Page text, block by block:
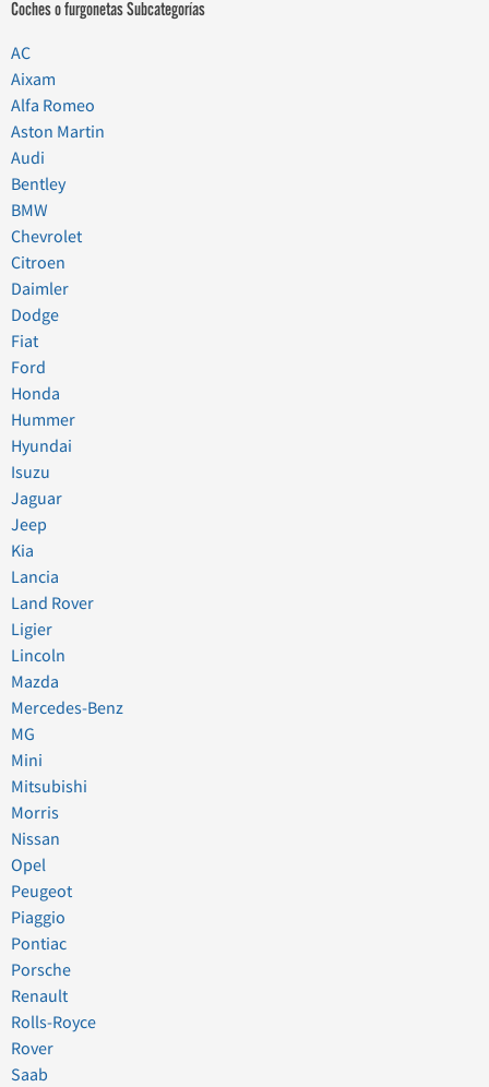
Coches o furgonetas Subcategorías
AC
Aixam
Alfa Romeo
Aston Martin
Audi
Bentley
BMW
Chevrolet
Citroen
Daimler
Dodge
Fiat
Ford
Honda
Hummer
Hyundai
Isuzu
Jaguar
Jeep
Kia
Lancia
Land Rover
Ligier
Lincoln
Mazda
Mercedes-Benz
MG
Mini
Mitsubishi
Morris
Nissan
Opel
Peugeot
Piaggio
Pontiac
Porsche
Renault
Rolls-Royce
Rover
Saab